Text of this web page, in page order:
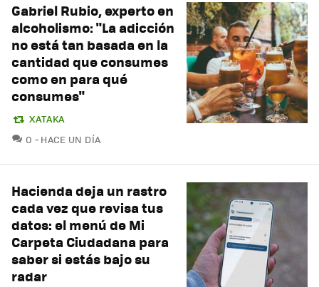
Gabriel Rubio, experto en
alcoholismo: "La adicción
no está tan basada en la
cantidad que consumes
como en para qué
consumes"
XATAKA
0 COMENTARIOS
HACE UN DÍA
Hacienda deja un rastro
cada vez que revisa tus
datos: el menú de Mi
Carpeta Ciudadana para
saber si estás bajo su
radar